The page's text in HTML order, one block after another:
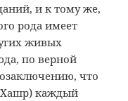
и к тому же,
рода имеет
живых
по верной
что
каждый